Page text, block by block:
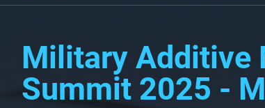
Military Additive
Summit 2025 -